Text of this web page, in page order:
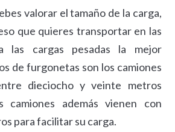
valorar el tamaño de la carga,
que quieres transportar en las
las cargas pesadas la mejor
de furgonetas son los camiones
dieciocho y veinte metros
camiones además vienen con
para facilitar su carga.